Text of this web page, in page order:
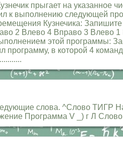
прыгает на указанное
к выполнению следующей
Кузнечика: Запишите
2 Влево 4 Вправо 3 Влево
этой программы:
программу, в которой 4
слова. ^Слово ТИГР
Программа V _) г Л